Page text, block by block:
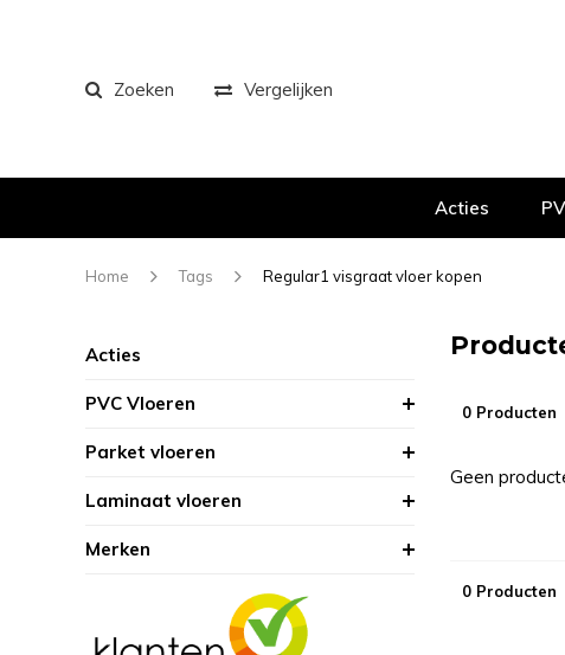
Zoeken Vergelijken
Acties
Home Tags Regular1 visgraat vloer kopen
Acties
PVC Vloeren
Parket vloeren
Laminaat vloeren
Merken
0 Producten
Geen
0 Producten